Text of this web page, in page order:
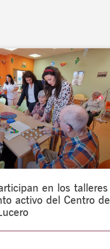
en los talleres
activo del Centro de